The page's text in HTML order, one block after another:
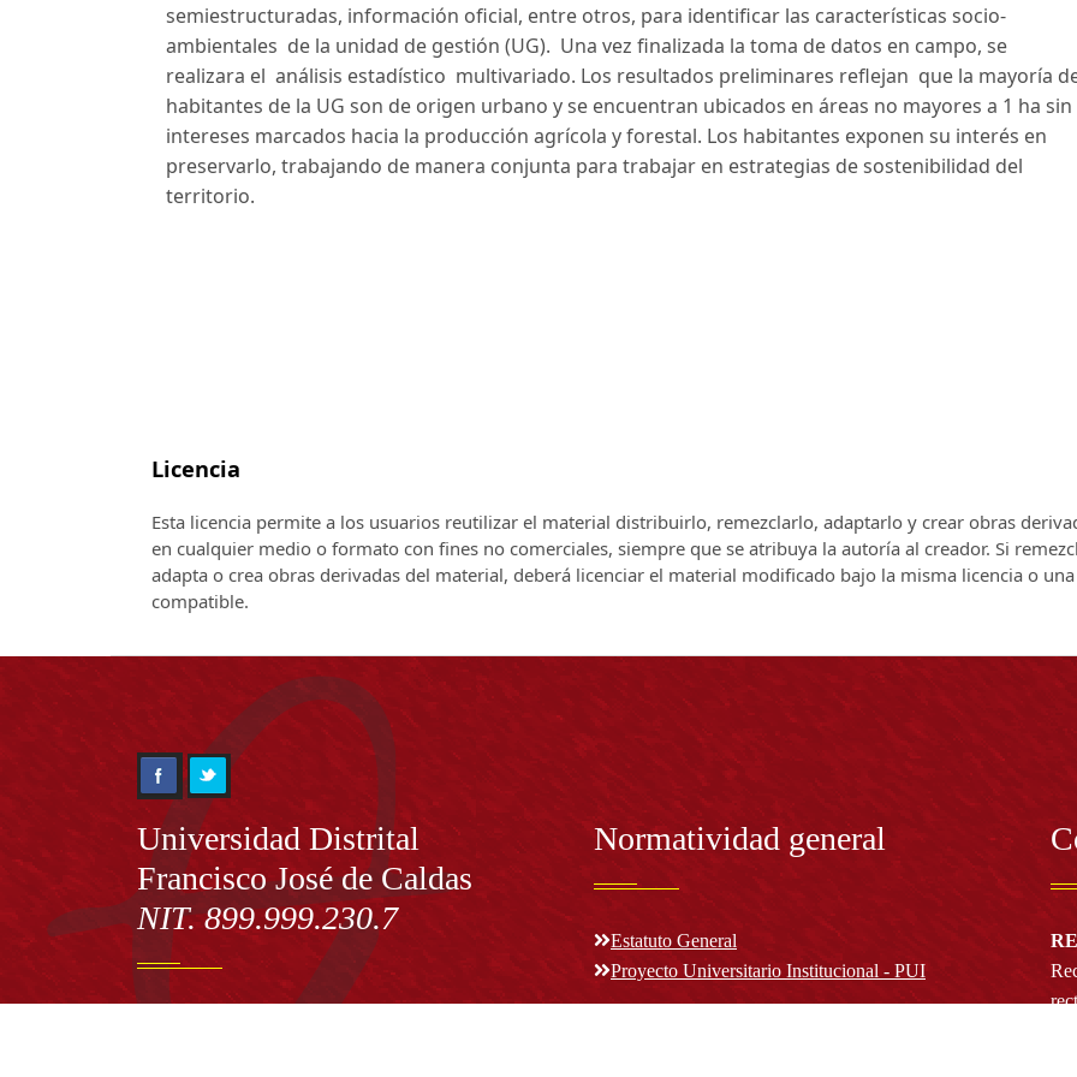
semiestructuradas, información oficial, entre otros, para identificar las características socio-
ambientales de la unidad de gestión (UG). Una vez finalizada la toma de datos en campo, se
realizara el análisis estadístico multivariado. Los resultados preliminares reflejan que la mayoría
habitantes de la UG son de origen urbano y se encuentran ubicados en áreas no mayores a 1 ha sin
intereses marcados hacia la producción agrícola y forestal. Los habitantes exponen su interés en
preservarlo, trabajando de manera conjunta para trabajar en estrategias de sostenibilidad del
territorio.
Licencia
Esta licencia permite a los usuarios reutilizar el material distribuirlo, remezclarlo, adaptarlo y crear obras
en cualquier medio o formato con fines no comerciales, siempre que se atribuya la autoría al creador. Si
adapta o crea obras derivadas del material, deberá licenciar el material modificado bajo la misma licencia o una
compatible.
Información
Universidad Distrital
Francisco José de Caldas
NIT. 899.999.230.7
Normatividad general
Estatuto General
Proyecto Universitario Institucional - PUI